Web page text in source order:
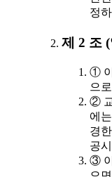
정
제 2 조
①
으
②
에
경
공
③